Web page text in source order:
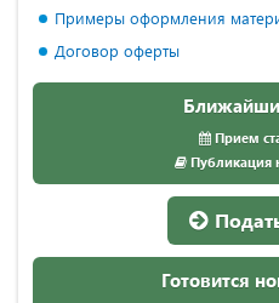
Примеры оформления
Договор оферты
Прием
Публикация
Готовится